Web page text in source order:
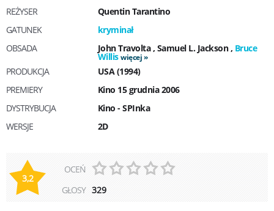
REŻYSER
Quentin Tarantino
GATUNEK
kryminał
OBSADA
John Travolta, Samuel L. Jackson, Bruce
Willis więcej
PRODUKCJA
USA (1994)
PREMIERY
Kino 15 grudnia 2006
DYSTRYBUCJA
Kino - SPInka
WERSJE
2D
3,2
OCEŃ
GŁOSY 329